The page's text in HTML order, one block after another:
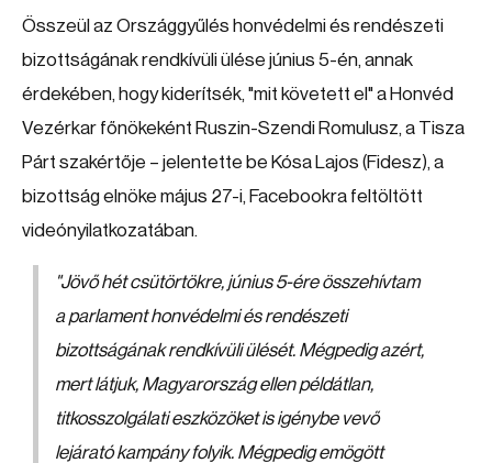
Összeül az Országgyűlés honvédelmi és rendészeti
bizottságának rendkívüli ülése június 5-én, annak
érdekében, hogy kiderítsék, "mit követett el" a Honvéd
Vezérkar főnökeként Ruszin-Szendi Romulusz, a Tisza
Párt szakértője – jelentette be Kósa Lajos (Fidesz), a
bizottság elnöke május 27-i, Facebookra feltöltött
videónyilatkozatában.
"Jövő hét csütörtökre, június 5-ére összehívtam
a parlament honvédelmi és rendészeti
bizottságának rendkívüli ülését. Mégpedig azért,
mert látjuk, Magyarország ellen példátlan,
titkosszolgálati eszközöket is igénybe vevő
lejárató kampány folyik. Mégpedig emögött